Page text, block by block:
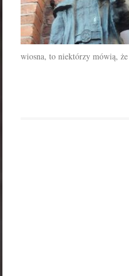
wiosna, to niektórzy mówią,